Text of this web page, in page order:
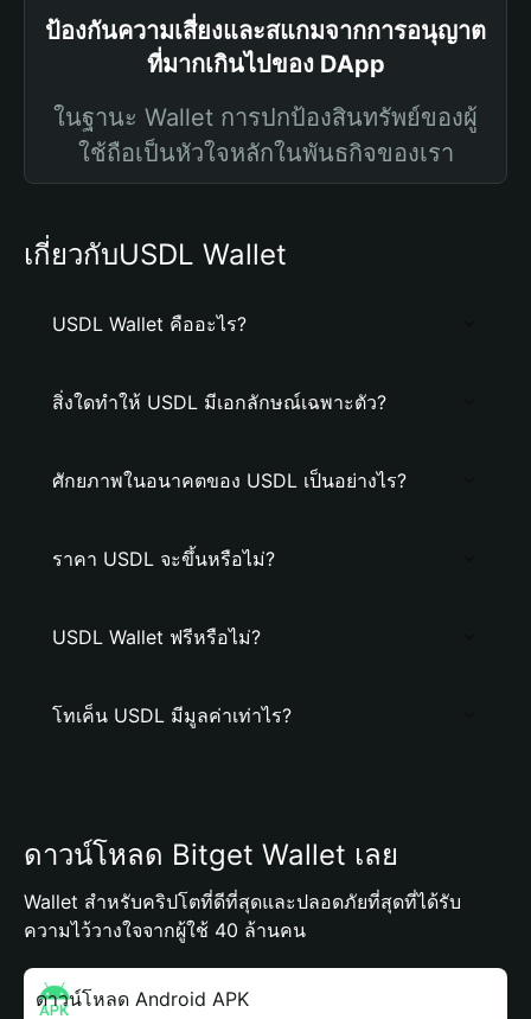
ป้องกันความเสี่ยงและสแกมจากการอนุญาต
ที่มากเกินไปของ DApp
ในฐานะ Wallet การปกป้องสินทรัพย์ของผู้
ใช้ถือเป็นหัวใจหลักในพันธกิจของเรา
เกี่ยวกับUSDL Wallet
USDL Wallet คืออะไร?
สิ่งใดทำให้ USDL มีเอกลักษณ์เฉพาะตัว?
ศักยภาพในอนาคตของ USDL เป็นอย่างไร?
ราคา USDL จะขึ้นหรือไม่?
USDL Wallet ฟรีหรือไม่?
โทเค็น USDL มีมูลค่าเท่าไร?
ดาวน์โหลด Bitget Wallet เลย
Wallet สำหรับคริปโตที่ดีที่สุดและปลอดภัยที่สุดที่ได้รับ
ความไว้วางใจจากผู้ใช้ 40 ล้านคน
ดาวน์โหลด Android APK